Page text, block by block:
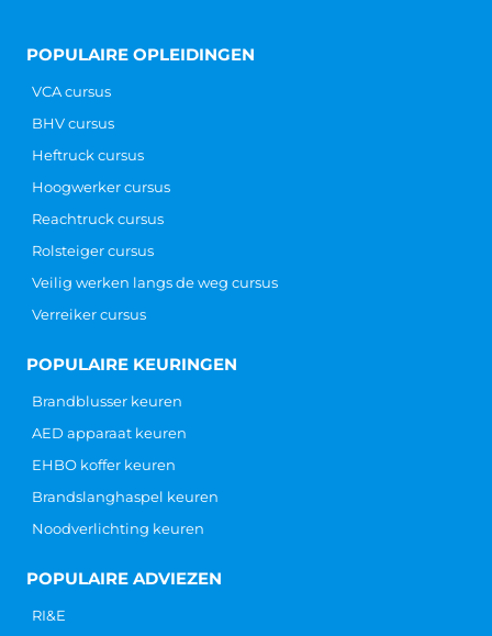
POPULAIRE OPLEIDINGEN
VCA cursus
BHV cursus
Heftruck cursus
Hoogwerker cursus
Reachtruck cursus
Rolsteiger cursus
Veilig werken langs de weg cursus
Verreiker cursus
POPULAIRE KEURINGEN
Brandblusser keuren
AED apparaat keuren
EHBO koffer keuren
Brandslanghaspel keuren
Noodverlichting keuren
POPULAIRE ADVIEZEN
RI&E